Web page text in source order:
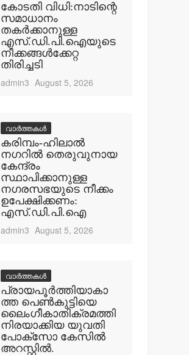
കോടതി വിധി:നാടിന്റെ
സമാധാനം
തകര്‍ക്കാനുള്ള
എസ്.ഡി.പി.ഐയുടെ
നീക്കങ്ങള്‍ക്കേറ്റ
തിരിച്ചടി
admin3 August 5, 2026
വാർത്തകൾ
കരിമ്പം-ഹിലാല്‍
നഗറില്‍ തെരുവുനായ
കേന്ദ്രം
സ്ഥാപിക്കാനുള്ള
നഗരസഭയുടെ നീക്കം
ഉപേക്ഷിക്കണം:
എസ്.ഡി.പി.ഐ
admin3 August 5, 2026
വാർത്തകൾ
പ്രായപൂര്‍ത്തിയാകാ
ത്ത പെണ്‍കുട്ടിയെ
ലൈംഗീകാതിക്രമത്തി
നിരയാക്കിയ യുവതി
പോക്‌സോ കേസില്‍
അറസ്റ്റില്‍.